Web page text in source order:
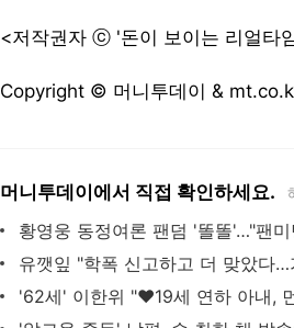
<저작권자 ⓒ '돈이 보이는 리얼타
Copyright © 머니투데이 &
머니투데이에서 직접 확인하세요.